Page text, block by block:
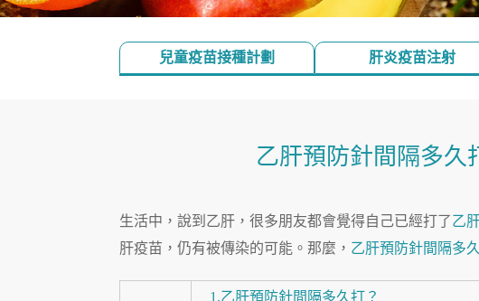
兒童疫苗接種計劃 肝炎疫苗注射
乙肝預防針間隔多久
生活中，說到乙肝，很多朋友都會覺得自己已經打了乙
肝疫苗，仍有被傳染的可能。那麼， 乙肝預防針間隔多
1.乙肝預防針間隔多久打？